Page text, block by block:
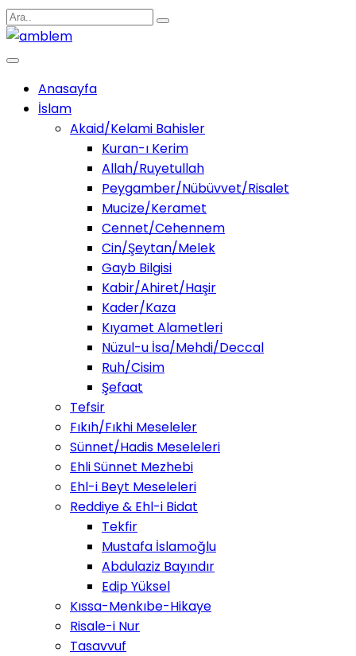
Anasayfa
İslam
Akaid/Kelami Bahisler
Kuran-ı Kerim
Allah/Ruyetullah
Peygamber/Nübüvvet/Risalet
Mucize/Keramet
Cennet/Cehennem
Cin/Şeytan/Melek
Gayb Bilgisi
Kabir/Ahiret/Haşir
Kader/Kaza
Kıyamet Alametleri
Nüzul-u İsa/Mehdi/Deccal
Ruh/Cisim
Şefaat
Tefsir
Fıkıh/Fıkhi Meseleler
Sünnet/Hadis Meseleleri
Ehli Sünnet Mezhebi
Ehl-i Beyt Meseleleri
Reddiye & Ehl-i Bidat
Tekfir
Mustafa İslamoğlu
Abdulaziz Bayındır
Edip Yüksel
Kıssa-Menkıbe-Hikaye
Risale-i Nur
Tasavvuf